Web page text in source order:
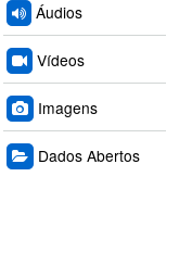
Áudios
Vídeos
Imagens
Dados Abertos